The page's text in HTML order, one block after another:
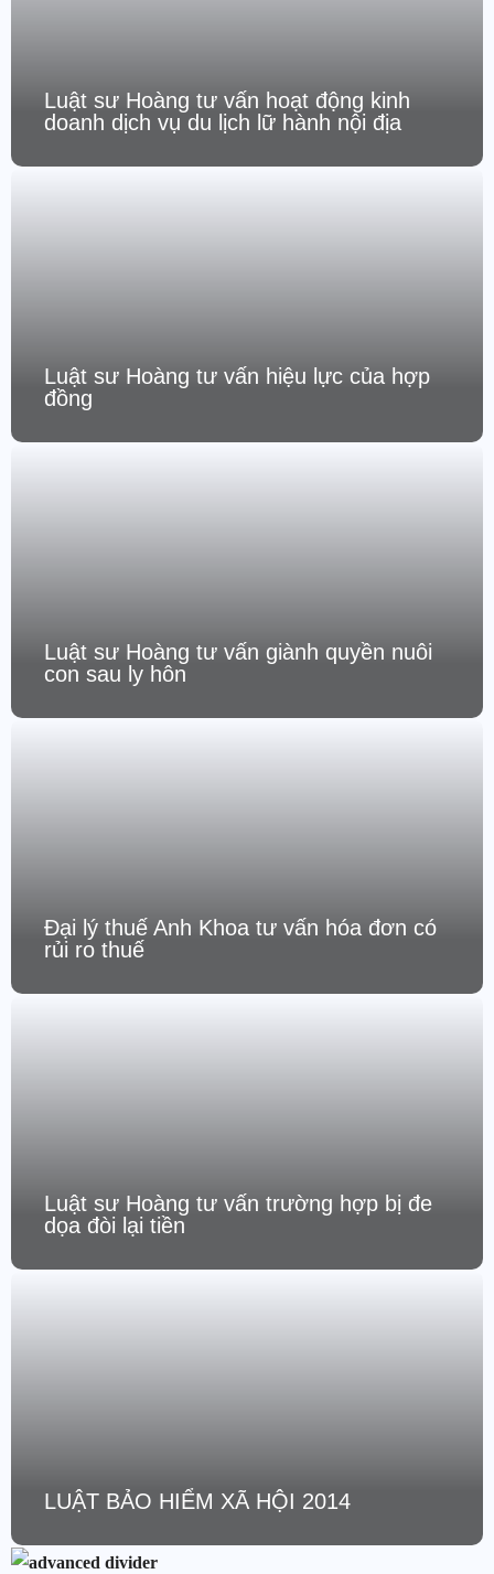
Luật sư Hoàng tư vấn hoạt động kinh
doanh dịch vụ du lịch lữ hành nội địa
Luật sư Hoàng tư vấn hiệu lực của hợp
đồng
Luật sư Hoàng tư vấn giành quyền nuôi
con sau ly hôn
Đại lý thuế Anh Khoa tư vấn hóa đơn có
rủi ro thuế
Luật sư Hoàng tư vấn trường hợp bị đe
dọa đòi lại tiền
LUẬT BẢO HIỂM XÃ HỘI 2014